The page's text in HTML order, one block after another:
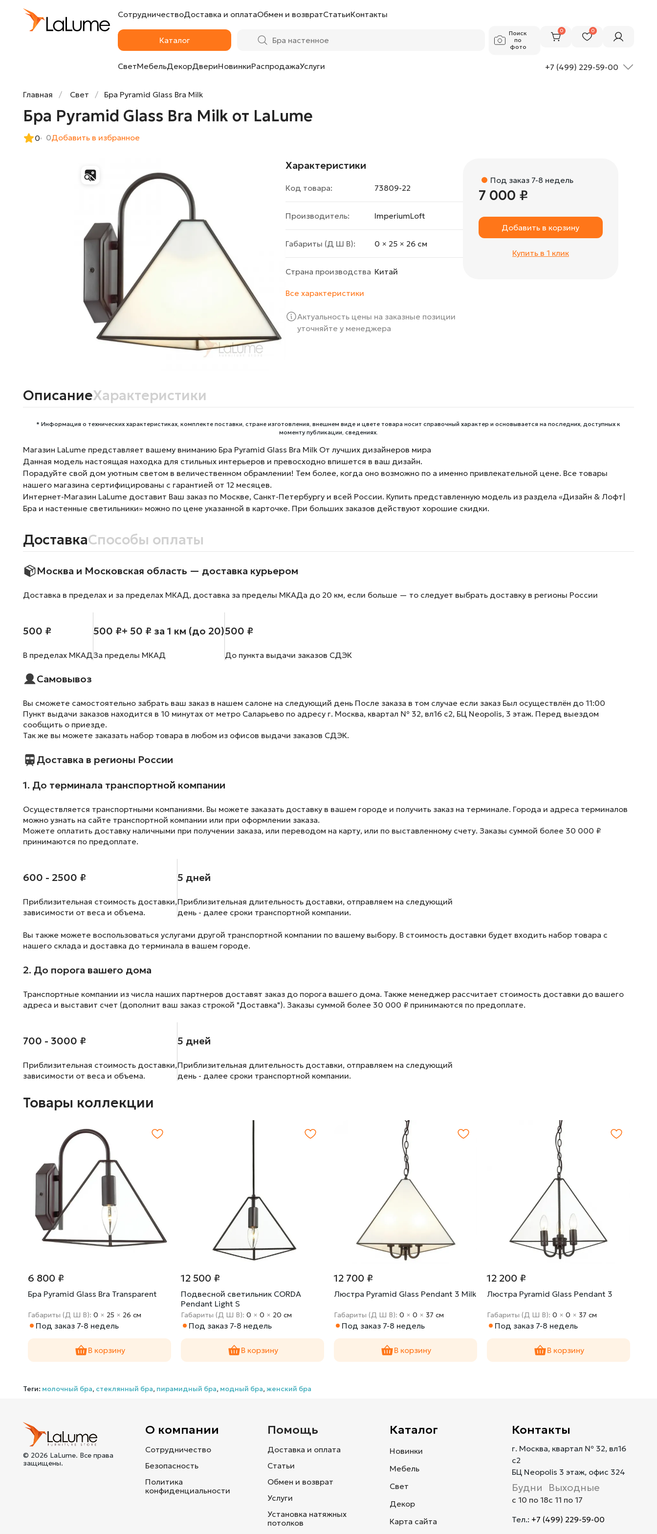
СотрудничествоДоставка и оплатаОбмен и возвратСтатьиКонтакты
Каталог
Поиск
по
фото
0 0
СветМебельДекорДвериНовинкиРаспродажаУслуги +7 (499) 229-59-00
Главная Свет Бра Pyramid Glass Bra Milk
Бра Pyramid Glass Bra Milk от LaLume
0 0Добавить в избранное
Характеристики
Код товара: 73809-22
Производитель: ImperiumLoft
Габариты (Д Ш В): 0 × 25 × 26 cм
Страна производства Китай
Все характеристики
Актуальность цены на заказные позиции
уточняйте у менеджера
Под заказ 7-8 недель
7 000 ₽
Добавить в корзину
Купить в 1 клик
ОписаниеХарактеристики
* Информация о технических характеристиках, комплекте поставки, стране изготовления, внешнем виде и цвете товара носит справочный характер и основывается на последних, доступных к
моменту публикации, сведениях.
Магазин LaLume представляет вашему вниманию Бра Pyramid Glass Bra Milk От лучших дизайнеров мира
Данная модель настоящая находка для стильных интерьеров и превосходно впишется в ваш дизайн.
Порадуйте свой дом уютным светом в величественном обрамлении! Тем более, когда оно возможно по а именно привлекательной цене. Все товары
нашего магазина сертифицированы с гарантией от 12 месяцев.
Интернет-Магазин LaLume доставит Ваш заказ по Москве, Санкт-Петербургу и всей России. Купить представленную модель из раздела «Дизайн & Лофт|
Бра и настенные светильники» можно по цене указанной в карточке. При больших заказов действуют хорошие скидки.
ДоставкаСпособы оплаты
Москва и Московская область — доставка курьером
Доставка в пределах и за пределах МКАД, доставка за пределы МКАДа до 20 км, если больше — то следует выбрать доставку в регионы России
500 ₽
В пределах МКАД
500 ₽+ 50 ₽ за 1 км (до 20)
За пределы МКАД
500 ₽
До пункта выдачи заказов СДЭК
Самовывоз
Вы сможете самостоятельно забрать ваш заказ в нашем салоне на следующий день После заказа в том случае если заказ Был осуществлён до 11:00
Пункт выдачи заказов находится в 10 минутах от метро Саларьево по адресу г. Москва, квартал № 32, вл16 с2, БЦ Neopolis, 3 этаж. Перед выездом
сообщить о приезде.
Так же вы можете заказать набор товара в любом из офисов выдачи заказов СДЭК.
Доставка в регионы России
1. До терминала транспортной компании
Осуществляется транспортными компаниями. Вы можете заказать доставку в вашем городе и получить заказ на терминале. Города и адреса терминалов
можно узнать на сайте транспортной компании или при оформлении заказа.
Можете оплатить доставку наличными при получении заказа, или переводом на карту, или по выставленному счету. Заказы суммой более 30 000 ₽
принимаются по предоплате.
600 - 2500 ₽
Приблизительная стоимость доставки,
зависимости от веса и объема.
5 дней
Приблизительная длительность доставки, отправляем на следующий
день - далее сроки транспортной компании.
Вы также можете воспользоваться услугами другой транспортной компании по вашему выбору. В стоимость доставки будет входить набор товара с
нашего склада и доставка до терминала в вашем городе.
2. До порога вашего дома
Транспортные компании из числа наших партнеров доставят заказ до порога вашего дома. Также менеджер рассчитает стоимость доставки до вашего
адреса и выставит счет (дополнит ваш заказ строкой "Доставка"). Заказы суммой более 30 000 ₽ принимаются по предоплате.
700 - 3000 ₽
Приблизительная стоимость доставки,
зависимости от веса и объема.
5 дней
Приблизительная длительность доставки, отправляем на следующий
день - далее сроки транспортной компании.
Товары коллекции
6 800 ₽
Бра Pyramid Glass Bra Transparent
Габариты (Д Ш В):0 × 25 × 26 cм
Под заказ 7-8 недель
В корзину
12 500 ₽
Подвесной светильник CORDA
Pendant Light S
Габариты (Д Ш В):0 ×0 × 20 cм
Под заказ 7-8 недель
В корзину
12 700 ₽
Люстра Pyramid Glass Pendant 3 Milk
Габариты (Д Ш В):0 ×0 × 37 cм
Под заказ 7-8 недель
В корзину
12 200 ₽
Люстра Pyramid Glass Pendant 3
Габариты (Д Ш В):0 ×0 × 37 cм
Под заказ 7-8 недель
В корзину
Бра Pyramid Glass Bra Milk от LaLume
Теги: молочный бра, стеклянный бра, пирамидный бра, модный бра,женский бра
© 2026 LaLume. Все права
защищены.
О компании
Сотрудничество
Безопасность
Политика
конфиденциальности
Помощь
Доставка и оплата
Статьи
Обмен и возврат
Услуги
Установка натяжных
потолков
Каталог
Новинки
Мебель
Свет
Декор
Карта сайта
Контакты
г. Москва, квартал № 32, вл16
с2
БЦ Neopolis 3 этаж, офис 324
Будни
с 10 по 18
Выходные
с 11 по 17
Тел.: +7 (499) 229-59-00